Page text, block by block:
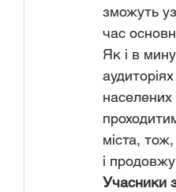
зможуть
час
Як і в
населених
міста,
і
Учасники